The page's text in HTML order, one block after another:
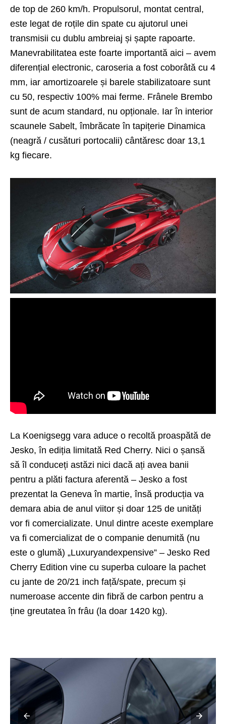
de top de 260 km/h. Propulsorul, montat central,
este legat de roțile din spate cu ajutorul unei
transmisii cu dublu ambreiaj și șapte rapoarte.
Manevrabilitatea este foarte importantă aici – avem
diferențial electronic, caroseria a fost coborâtă cu 4
mm, iar amortizoarele și barele stabilizatoare sunt
cu 50, respectiv 100% mai ferme. Frânele Brembo
sunt de acum standard, nu opționale. Iar în interior
scaunele Sabelt, îmbrăcate în tapițerie Dinamica
(neagră / cusături portocalii) cântăresc doar 13,1
kg fiecare.
La Koenigsegg vara aduce o recoltă proaspătă de
Jesko, în ediția limitată Red Cherry. Nici o șansă
să îl conduceți astăzi nici dacă ați avea banii
pentru a plăti factura aferentă – Jesko a fost
prezentat la Geneva în martie, însă producția va
demara abia de anul viitor și doar 125 de unități
vor fi comercializate. Unul dintre aceste exemplare
va fi comercializat de o companie denumită (nu
este o glumă) „Luxuryandexpensive” – Jesko Red
Cherry Edition vine cu superba culoare la pachet
cu jante de 20/21 inch față/spate, precum și
numeroase accente din fibră de carbon pentru a
ține greutatea în frâu (la doar 1420 kg).